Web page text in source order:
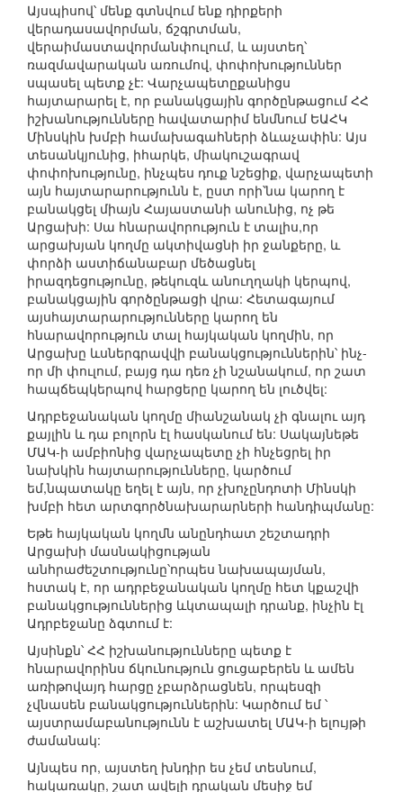
Այսպիսով՝ մենք գտնվում ենք դիրքերի
վերադասավորման, ճշգրտման,
վերաիմաստավորմանփուլում, և այստեղ՝
ռազմավարական առումով, փոփոխություններ
սպասել պետք չէ: Վարչապետըքանիցս
հայտարարել է, որ բանակցային գործընթացում ՀՀ
իշխանությունները հավատարիմ ենմնում ԵԱՀԿ
Մինսկին խմբի համախագահների ձևաչափին: Այս
տեսանկյունից, իհարկե, միակուշագրավ
փոփոխությունը, ինչպես դուք նշեցիք, վարչապետի
այն հայտարարությունն է, ըստ որի՝նա կարող է
բանակցել միայն Հայաստանի անունից, ոչ թե
Արցախի: Սա հնարավորություն է տալիս,որ
արցախյան կողմը ակտիվացնի իր ջանքերը, և
փորձի աստիճանաբար մեծացնել
իրազդեցությունը, թեկուզև անուղղակի կերպով,
բանակցային գործընթացի վրա: Հետագայում
այսհայտարարությունները կարող են
հնարավորություն տալ հայկական կողմին, որ
Արցախը ևսներգրավվի բանակցություններին՝ ինչ-
որ մի փուլում, բայց դա դեռ չի նշանակում, որ շատ
հապճեպկերպով հարցերը կարող են լուծվել:
Ադրբեջանական կողմը միանշանակ չի գնալու այդ
քայլին և դա բոլորն էլ հասկանում են: Սակայնեթե
ՄԱԿ-ի ամբիոնից վարչապետը չի հնչեցրել իր
նախկին հայտարությունները, կարծում
եմ,նպատակը եղել է այն, որ չխոչընդոտի Մինսկի
խմբի հետ արտգործնախարարների հանդիպմանը:
Եթե հայկական կողմն անընդհատ շեշտադրի
Արցախի մասնակիցության
անհրաժեշտությունը՝որպես նախապայման,
հստակ է, որ ադրբեջանական կողմը հետ կքաշվի
բանակցություններից ևկտապալի դրանք, ինչին էլ
Ադրբեջանը ձգտում է:
Այսինքն՝ ՀՀ իշխանությունները պետք է
հնարավորինս ճկունություն ցուցաբերեն և ամեն
առիթովայդ հարցը չբարձրացնեն, որպեսզի
չվնասեն բանակցություններին: Կարծում եմ ՝
այստրամաբանությունն է աշխատել ՄԱԿ-ի ելույթի
ժամանակ:
Այնպես որ, այստեղ խնդիր ես չեմ տեսնում,
հակառակը, շատ ավելի դրական մեսիջ եմ